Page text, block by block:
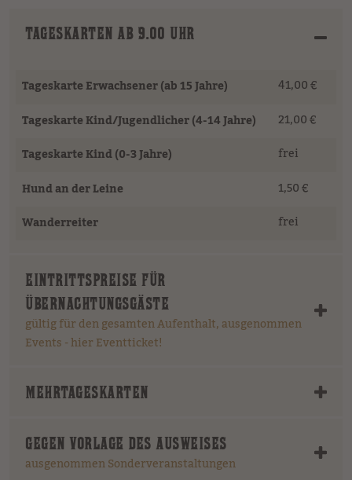
TAGESKARTEN AB 9.00 UHR
Tageskarte Erwachsener (ab 15 Jahre)
41,00 €
Tageskarte Kind/Jugendlicher (4-14 Jahre)
21,00 €
Tageskarte Kind (0-3 Jahre)
frei
Hund an der Leine
1,50 €
Wanderreiter
frei
EINTRITTSPREISE FÜR
ÜBERNACHTUNGSGÄSTE
gültig für den gesamten Aufenthalt, ausgenommen
Events - hier Eventticket!
MEHRTAGESKARTEN
GEGEN VORLAGE DES AUSWEISES
ausgenommen Sonderveranstaltungen